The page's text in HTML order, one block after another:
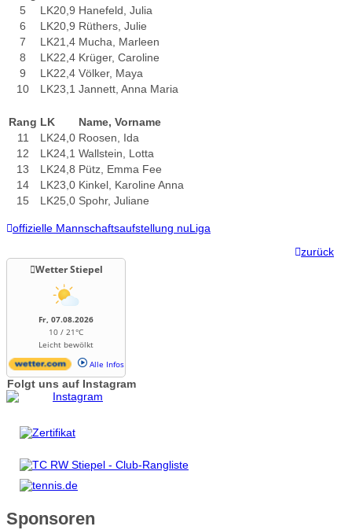
5
LK20,9 Hanefeld, Julia
6
LK20,9 Rüthers, Julie
7
LK21,4 Mucha, Marleen
8
LK22,4 Krüger, Caroline
9
LK22,4 Völker, Maya
10
LK23,1 Jannett, Anna Maria
Rang LK
Name, Vorname
11
LK24,0 Roosen, Ida
12
LK24,1 Wallstein, Lotta
13
LK24,8 Pütz, Emma Fee
14
LK23,0 Kinkel, Karoline Anna
15
LK25,0 Spohr, Juliane
offizielle Mannschaftsaufstellung nuLiga
zurück
Wetter Stiepel
Fr, 07.08.2026
10 / 21°C
Leicht bewölkt
Alle Infos
Folgt uns auf Instagram
Sponsoren